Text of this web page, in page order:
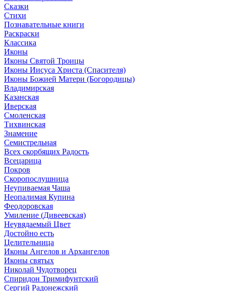
Сказки
Стихи
Познавательные книги
Раскраски
Классика
Иконы
Иконы Святой Троицы
Иконы Иисуса Христа (Спасителя)
Иконы Божией Матери (Богородицы)
Владимирская
Казанская
Иверская
Смоленская
Тихвинская
Знамение
Семистрельная
Всех скорбящих Радость
Всецарица
Покров
Скоропослушница
Неупиваемая Чаша
Неопалимая Купина
Феодоровская
Умиление (Дивеевская)
Неувядаемый Цвет
Достойно есть
Целительница
Иконы Ангелов и Архангелов
Иконы святых
Николай Чудотворец
Спиридон Тримифунтский
Сергий Радонежский